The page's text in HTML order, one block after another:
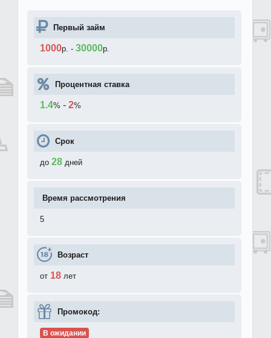
Первый займ
1000р. - 30000р.
Процентная ставка
1.4% - 2%
Срок
до 28 дней
Время рассмотрения
5
Возраст
от 18 лет
Промокод:
В ожидании